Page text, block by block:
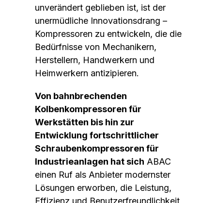
unverändert geblieben ist, ist der
unermüdliche Innovationsdrang –
Kompressoren zu entwickeln, die die
Bedürfnisse von Mechanikern,
Herstellern, Handwerkern und
Heimwerkern antizipieren.
Von bahnbrechenden
Kolbenkompressoren für
Werkstätten bis hin zur
Entwicklung fortschrittlicher
Schraubenkompressoren für
Industrieanlagen hat sich ABAC
einen Ruf als Anbieter modernster
Lösungen erworben, die Leistung,
Effizienz und Benutzerfreundlichkeit